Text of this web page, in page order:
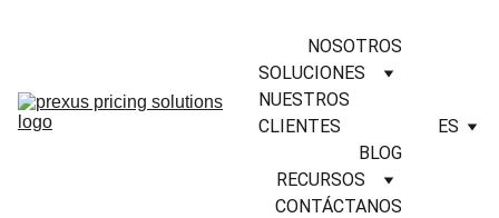
NOSOTROS
SOLUCIONES
NUESTROS
CLIENTES
BLOG
RECURSOS
CONTÁCTANOS
ES